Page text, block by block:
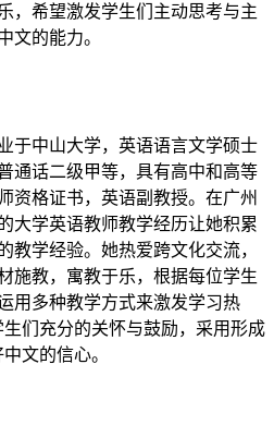
，希望激发学生们主动思考与主
文的能力。
于中山大学，英语语言文学硕士
通话二级甲等，具有高中和高等
资格证书，英语副教授。在广州
大学英语教师教学经历让她积累
教学经验。她热爱跨文化交流，
施教，寓教于乐，根据每位学生
用多种教学方式来激发学习热
们充分的关怀与鼓励，采用形成
文的信心。